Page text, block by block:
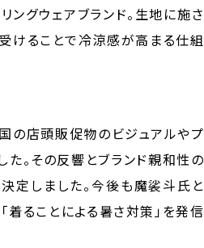
グウェアブランド。生地に施さ
けることで冷涼感が高まる仕組
の店頭販促物のビジュアルやプ
た。その反響とブランド親和性の
定しました。今後も魔裟斗氏と
着ることによる暑さ対策」を発信